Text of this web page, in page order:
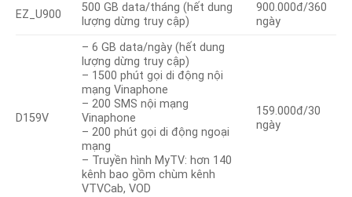
EZ_U900
500 GB data/tháng (hết dung
lượng dừng truy cập)
900.000đ/360
ngày
D159V
– 6 GB data/ngày (hết dung
lượng dừng truy cập)
– 1500 phút gọi di động nội
mạng Vinaphone
– 200 SMS nội mạng
Vinaphone
– 200 phút gọi di động ngoại
mạng
– Truyền hình MyTV: hơn 140
kênh bao gồm chùm kênh
VTVCab, VOD
159.000đ/30
ngày